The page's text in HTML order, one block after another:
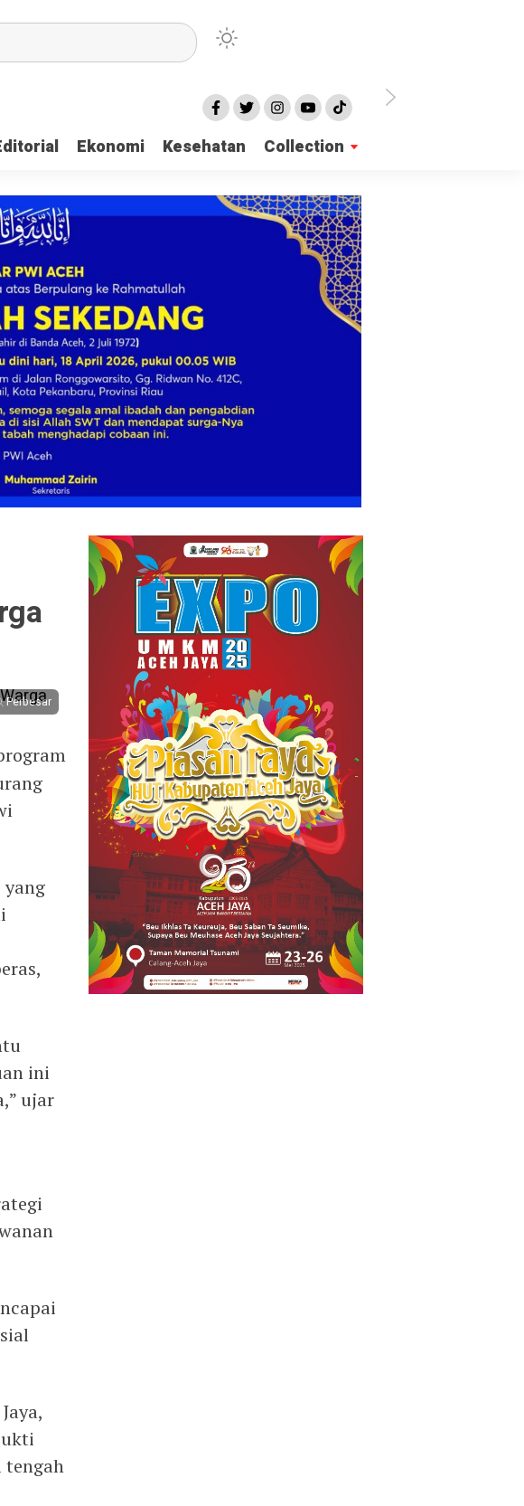
Ekonomi Kesehatan Collection
Penguatan Kemandirian Dayah
Aceh Jaya Temukan 137 Surat Suara Rusak
Perbesar
yang
ini
ujar
tengah